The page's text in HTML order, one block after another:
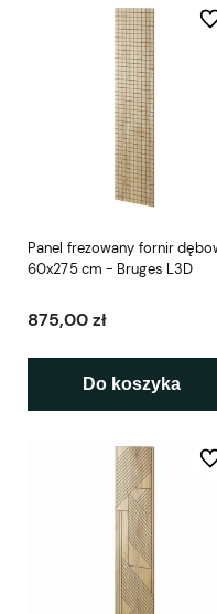
Panel frezowany fornir
60x275 cm - Bruges L3D
875,00 zł
Do koszyka